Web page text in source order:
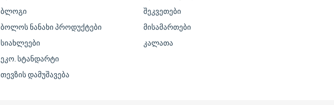
ბლოგი
ბოლოს ნანახი პროდუქტები
სიახლეები
ეკო. სტანდარტი
თევზის დამუშავება
შეკვეთები
მისამართები
კალათა